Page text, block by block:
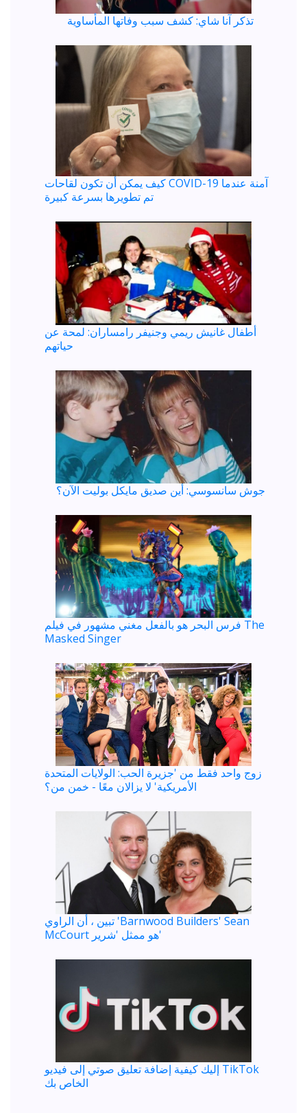
تذكر آنا شاي: كشف سبب وفاتها المأساوية
كيف يمكن أن تكون لقاحات COVID-19 آمنة عندما
تم تطويرها بسرعة كبيرة
أطفال غانيش ريمي وجنيفر رامساران: لمحة عن
حياتهم
جوش سانسوسي: أين صديق مايكل بوليت الآن؟
فرس البحر هو بالفعل مغني مشهور في فيلم The
Masked Singer
زوج واحد فقط من 'جزيرة الحب: الولايات المتحدة
الأمريكية' لا يزالان معًا - خمن من؟
تبين ، أن الراوي 'Barnwood Builders' Sean
McCourt هو ممثل 'شرير'
إليك كيفية إضافة تعليق صوتي إلى فيديو TikTok
الخاص بك